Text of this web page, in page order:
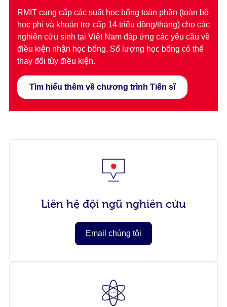
RMIT cung cấp các suất học bổng toàn phần (toàn bộ
học phí và khoản trợ cấp 14 triệu đồng/tháng) cho các
nghiên cứu sinh tại Việt Nam đáp ứng các yêu cầu về
điều kiện nhận học bổng. Số lượng học bổng có thể
thay đổi tùy điều kiện.
Tìm hiểu thêm về chương trình Tiến sĩ
Liên hệ đội ngũ nghiên cứu
Email chúng tôi